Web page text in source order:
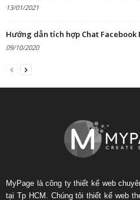
13/01/2021
Hướng dẫn tích hợp Chat Facebook
09/10/2020
MyPage là công ty thiết kế web
tại Tp HCM. Chúng tôi thiết kế web